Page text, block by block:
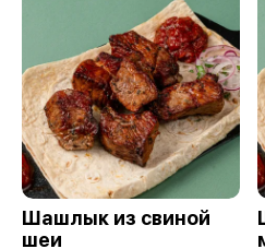
Шашлык из свиной
шеи